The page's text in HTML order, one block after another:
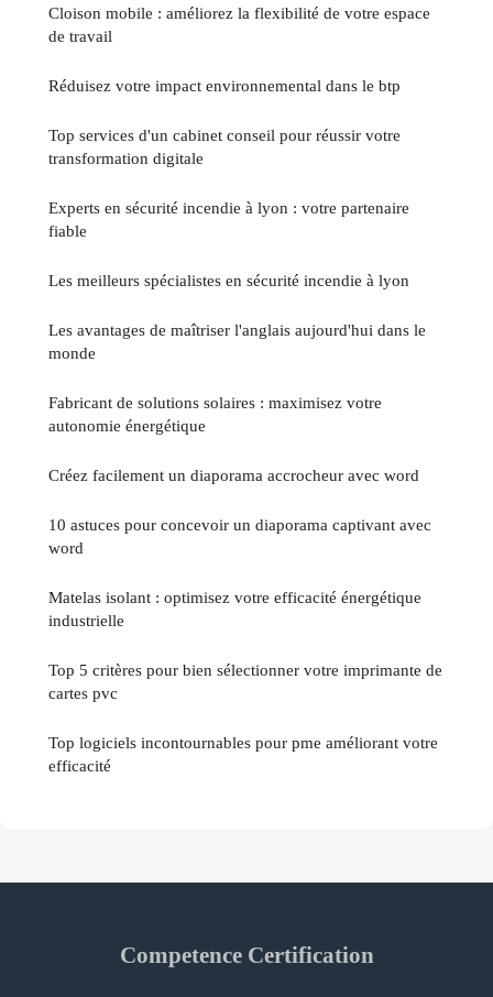
Cloison mobile : améliorez la flexibilité de votre espace
de travail
Réduisez votre impact environnemental dans le btp
Top services d'un cabinet conseil pour réussir votre
transformation digitale
Experts en sécurité incendie à lyon : votre partenaire
fiable
Les meilleurs spécialistes en sécurité incendie à lyon
Les avantages de maîtriser l'anglais aujourd'hui dans le
monde
Fabricant de solutions solaires : maximisez votre
autonomie énergétique
Créez facilement un diaporama accrocheur avec word
10 astuces pour concevoir un diaporama captivant avec
word
Matelas isolant : optimisez votre efficacité énergétique
industrielle
Top 5 critères pour bien sélectionner votre imprimante de
cartes pvc
Top logiciels incontournables pour pme améliorant votre
efficacité
Competence Certification